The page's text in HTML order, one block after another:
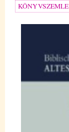
KÖNYVSZEMLE